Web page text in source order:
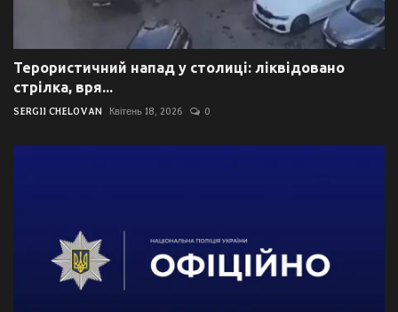
Терористичний напад у столиці: ліквідовано
стрілка, вря...
SERGII CHELOVAN Квітень 18, 2026 0